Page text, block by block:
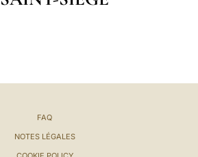
FAQ
NOTES LÉGALES